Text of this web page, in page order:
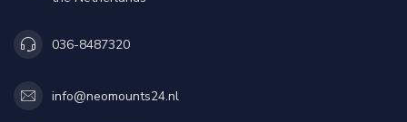
036-8487320
info@neomounts24.nl